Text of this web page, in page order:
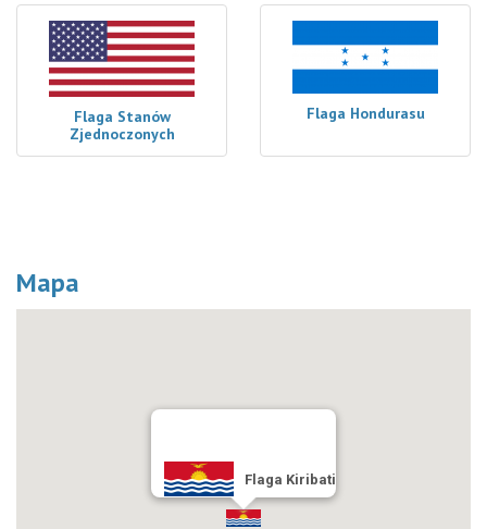
Flaga Stanów
Zjednoczonych
Flaga Hondurasu
Mapa
Flaga Kiribati